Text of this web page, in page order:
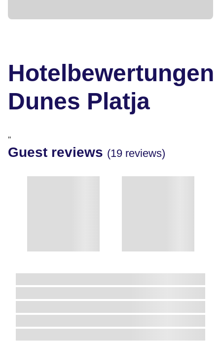
Hotelbewertungen
Dunes Platja
"
Guest reviews (19 reviews)